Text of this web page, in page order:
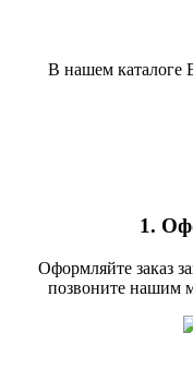
В нашем каталоге
1.
Оформляйте заказ
позвоните нашим